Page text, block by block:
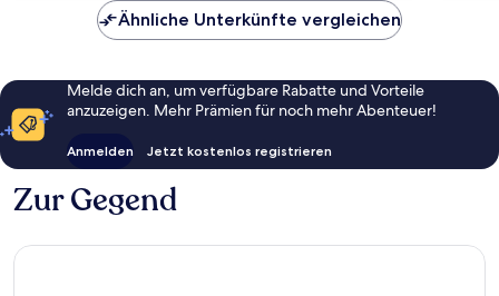
Ähnliche Unterkünfte vergleichen
Melde dich an, um verfügbare Rabatte und Vorteile
anzuzeigen. Mehr Prämien für noch mehr Abenteuer!
Anmelden Jetzt kostenlos registrieren
Zur Gegend